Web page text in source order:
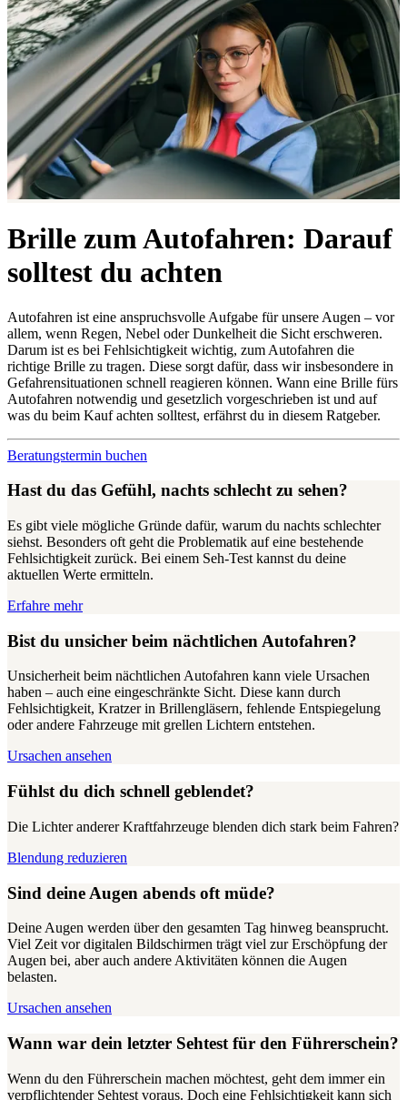
Brille zum Autofahren: Darauf
solltest du achten
Autofahren ist eine anspruchsvolle Aufgabe für unsere Augen – vor
allem, wenn Regen, Nebel oder Dunkelheit die Sicht erschweren.
Darum ist es bei Fehlsichtigkeit wichtig, zum Autofahren die
richtige Brille zu tragen. Diese sorgt dafür, dass wir insbesondere in
Gefahrensituationen schnell reagieren können. Wann eine Brille fürs
Autofahren notwendig und gesetzlich vorgeschrieben ist und auf
was du beim Kauf achten solltest, erfährst du in diesem Ratgeber.
Beratungstermin buchen
Hast du das Gefühl, nachts schlecht zu sehen?
Es gibt viele mögliche Gründe dafür, warum du nachts schlechter
siehst. Besonders oft geht die Problematik auf eine bestehende
Fehlsichtigkeit zurück. Bei einem Seh-Test kannst du deine
aktuellen Werte ermitteln.
Erfahre mehr
Bist du unsicher beim nächtlichen Autofahren?
Unsicherheit beim nächtlichen Autofahren kann viele Ursachen
haben – auch eine eingeschränkte Sicht. Diese kann durch
Fehlsichtigkeit, Kratzer in Brillengläsern, fehlende Entspiegelung
oder andere Fahrzeuge mit grellen Lichtern entstehen.
Ursachen ansehen
Fühlst du dich schnell geblendet?
Die Lichter anderer Kraftfahrzeuge blenden dich stark beim Fahren?
Blendung reduzieren
Sind deine Augen abends oft müde?
Deine Augen werden über den gesamten Tag hinweg beansprucht.
Viel Zeit vor digitalen Bildschirmen trägt viel zur Erschöpfung der
Augen bei, aber auch andere Aktivitäten können die Augen
belasten.
Ursachen ansehen
Wann war dein letzter Sehtest für den Führerschein?
Wenn du den Führerschein machen möchtest, geht dem immer ein
verpflichtender Sehtest voraus. Doch eine Fehlsichtigkeit kann sich